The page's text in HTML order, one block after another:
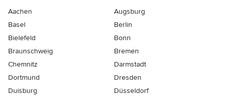
Aachen
Augsburg
Basel
Berlin
Bielefeld
Bonn
Braunschweig
Bremen
Chemnitz
Darmstadt
Dortmund
Dresden
Duisburg
Düsseldorf